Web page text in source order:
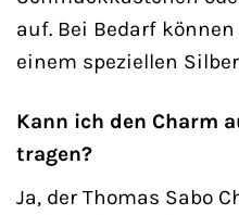
auf. Bei Bedarf
einem speziellen
Kann ich den Charm
tragen?
Ja, der Thomas Sabo